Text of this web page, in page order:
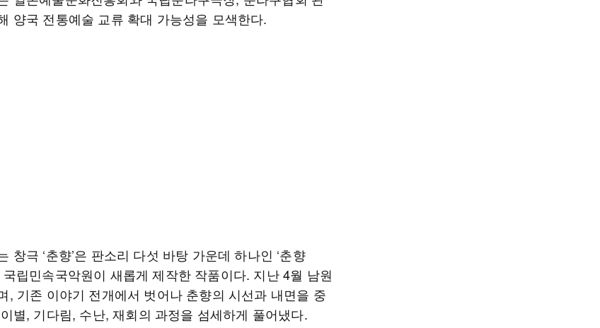
양국 전통예술 교류 확대 가능성을 모색한다.
창극 ‘춘향’은 판소리 다섯 바탕 가운데 하나인 ‘춘향
국립민속국악원이 새롭게 제작한 작품이다. 지난 4월 남원
, 기존 이야기 전개에서 벗어나 춘향의 시선과 내면을 중
별, 기다림, 수난, 재회의 과정을 섬세하게 풀어냈다.